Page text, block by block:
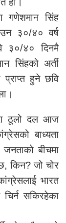
गणेशमान सिंह
३०/४० वर्ष
३०/४० दिनमै
सिंहको अर्ती
प्राप्त हुने छवि
ठूलो दल आज
बाध्यता
जनताको बीचमा
किन? जो चोर
भारत
सकिरहेका